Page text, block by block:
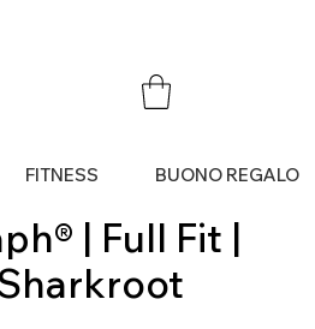
FITNESS BUONO REGALO
| Full Fit |